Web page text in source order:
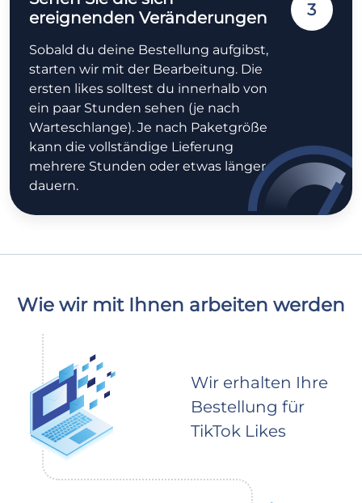
ereignenden Veränderungen
Sobald du deine Bestellung aufgibst,
starten wir mit der Bearbeitung. Die
ersten likes solltest du innerhalb von
ein paar Stunden sehen (je nach
Warteschlange). Je nach Paketgröße
kann die vollständige Lieferung
mehrere Stunden oder etwas länger
dauern.
3
Wie wir mit Ihnen arbeiten werden
Wir erhalten Ihre
Bestellung für
TikTok Likes